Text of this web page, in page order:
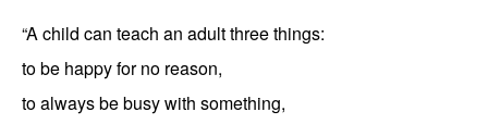
“A child can teach an adult three things:
to be happy for no reason,
to always be busy with something,